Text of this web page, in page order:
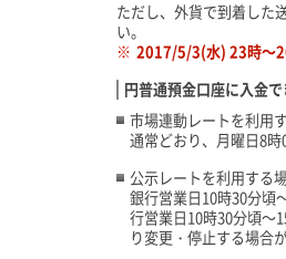
ただし、外貨で到着した
い。
※ 2017/5/3(水) 23時～
円普通預金口座に入金
市場連動レートを利用
通常どおり、月曜日8
公示レートを利用する
銀行営業日10時30分頃
行営業日10時30分頃～
り変更・停止する場合